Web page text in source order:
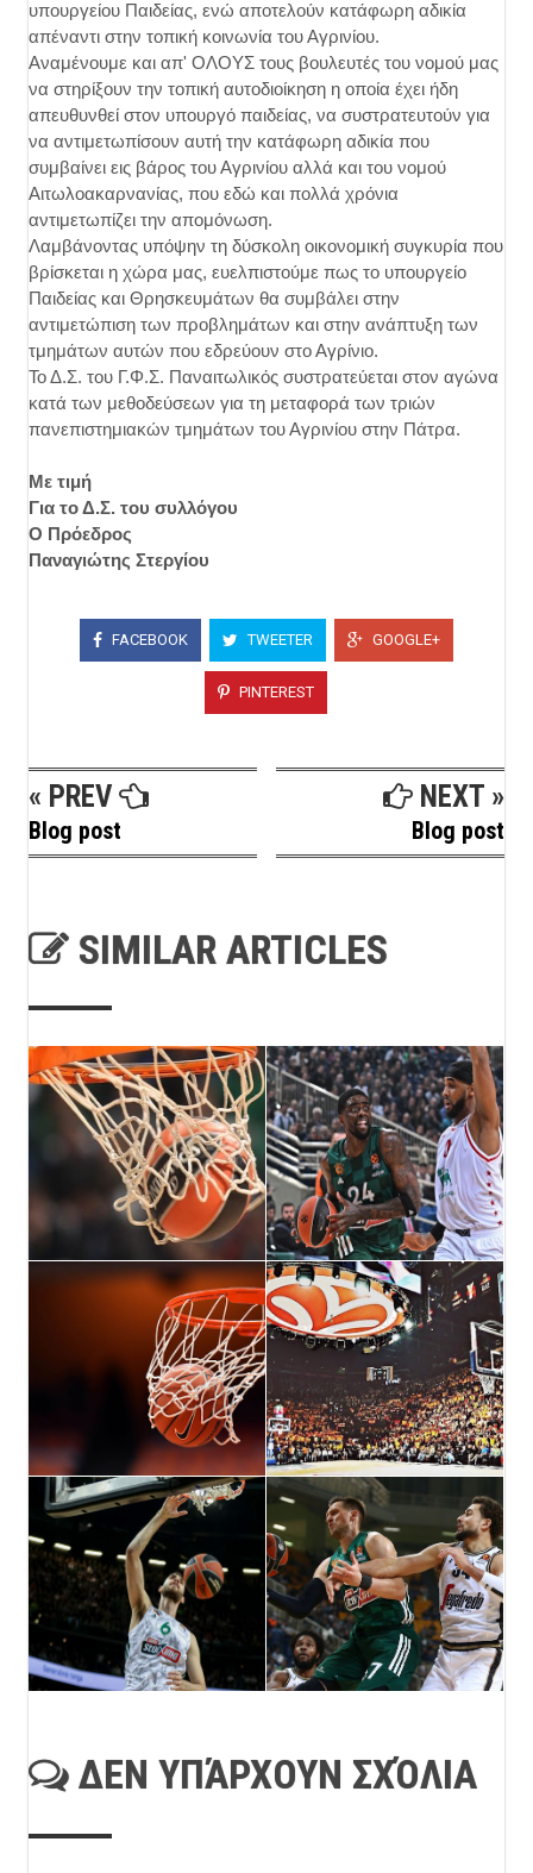
υπουργείου Παιδείας, ενώ αποτελούν κατάφωρη αδικία
απέναντι στην τοπική κοινωνία του Αγρινίου.
Αναμένουμε και απ' ΟΛΟΥΣ τους βουλευτές του νομού μας
να στηρίξουν την τοπική αυτοδιοίκηση η οποία έχει ήδη
απευθυνθεί στον υπουργό παιδείας, να συστρατευτούν για
να αντιμετωπίσουν αυτή την κατάφωρη αδικία που
συμβαίνει εις βάρος του Αγρινίου αλλά και του νομού
Αιτωλοακαρνανίας, που εδώ και πολλά χρόνια
αντιμετωπίζει την απομόνωση.
Λαμβάνοντας υπόψην τη δύσκολη οικονομική συγκυρία που
βρίσκεται η χώρα μας, ευελπιστούμε πως το υπουργείο
Παιδείας και Θρησκευμάτων θα συμβάλει στην
αντιμετώπιση των προβλημάτων και στην ανάπτυξη των
τμημάτων αυτών που εδρεύουν στο Αγρίνιο.
Το Δ.Σ. του Γ.Φ.Σ. Παναιτωλικός συστρατεύεται στον αγώνα
κατά των μεθοδεύσεων για τη μεταφορά των τριών
πανεπιστημιακών τμημάτων του Αγρινίου στην Πάτρα.
Με τιμή
Για το Δ.Σ. του συλλόγου
Ο Πρόεδρος
Παναγιώτης Στεργίου
FACEBOOK TWEETER GOOGLE+
PINTEREST
« PREV
Blog post
NEXT »
Blog post
SIMILAR ARTICLES
ΔΕΝ ΥΠΆΡΧΟΥΝ ΣΧΌΛΙΑ